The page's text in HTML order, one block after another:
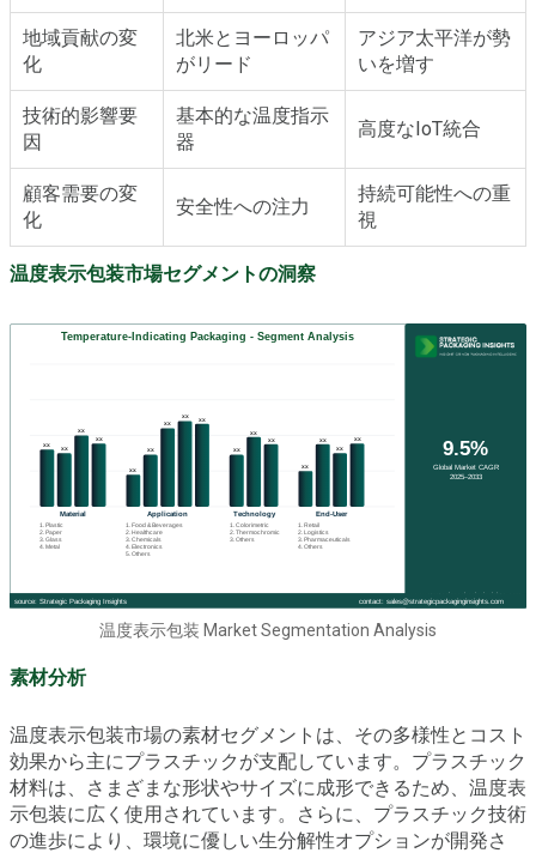
地域貢献の変
化
北米とヨーロッパ
がリード
アジア太平洋が勢
いを増す
技術的影響要
因
基本的な温度指示
器
高度なIoT統合
顧客需要の変
化
安全性への注力
持続可能性への重
視
温度表示包装市場セグメントの洞察
温度表示包装 Market Segmentation Analysis
素材分析
温度表示包装市場の素材セグメントは、その多様性とコスト
効果から主にプラスチックが支配しています。プラスチック
材料は、さまざまな形状やサイズに成形できるため、温度表
示包装に広く使用されています。さらに、プラスチック技術
の進歩により、環境に優しい生分解性オプションが開発さ